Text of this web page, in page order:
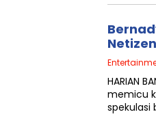
HARIAN
memicu
spekulasi